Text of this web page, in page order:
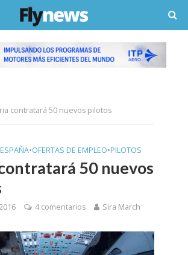
contratará 50 nuevos pilotos
ESPAÑA•OFERTAS DE EMPLEO•PILOTOS
50 nuevos
4 comentarios Sira March